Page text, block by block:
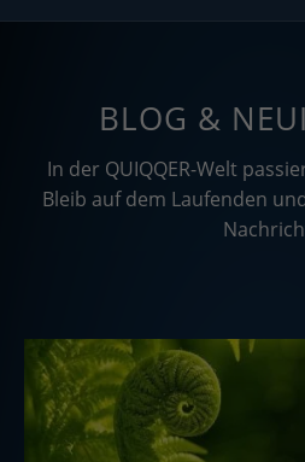
BLOG &
In der QUIQQER-Welt
Bleib auf dem Laufenden